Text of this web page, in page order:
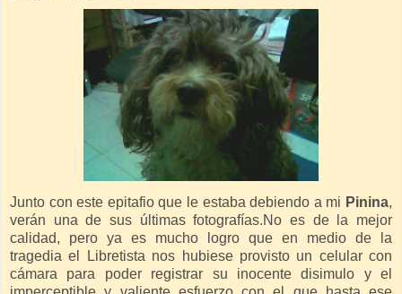
Junto con este epitafio que le estaba debiendo a mi Pinina,
verán una de sus últimas fotografías.No es de la mejor
calidad, pero ya es mucho logro que en medio de la
tragedia el Libretista nos hubiese provisto un celular con
cámara para poder registrar su inocente disimulo y el